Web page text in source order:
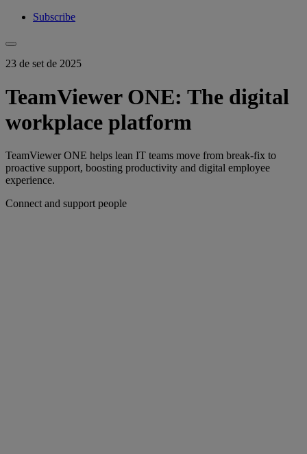
Subscribe
23 de set de 2025
TeamViewer ONE: The digital
workplace platform
TeamViewer ONE helps lean IT teams move from break-fix to
proactive support, boosting productivity and digital employee
experience.
Connect and support people